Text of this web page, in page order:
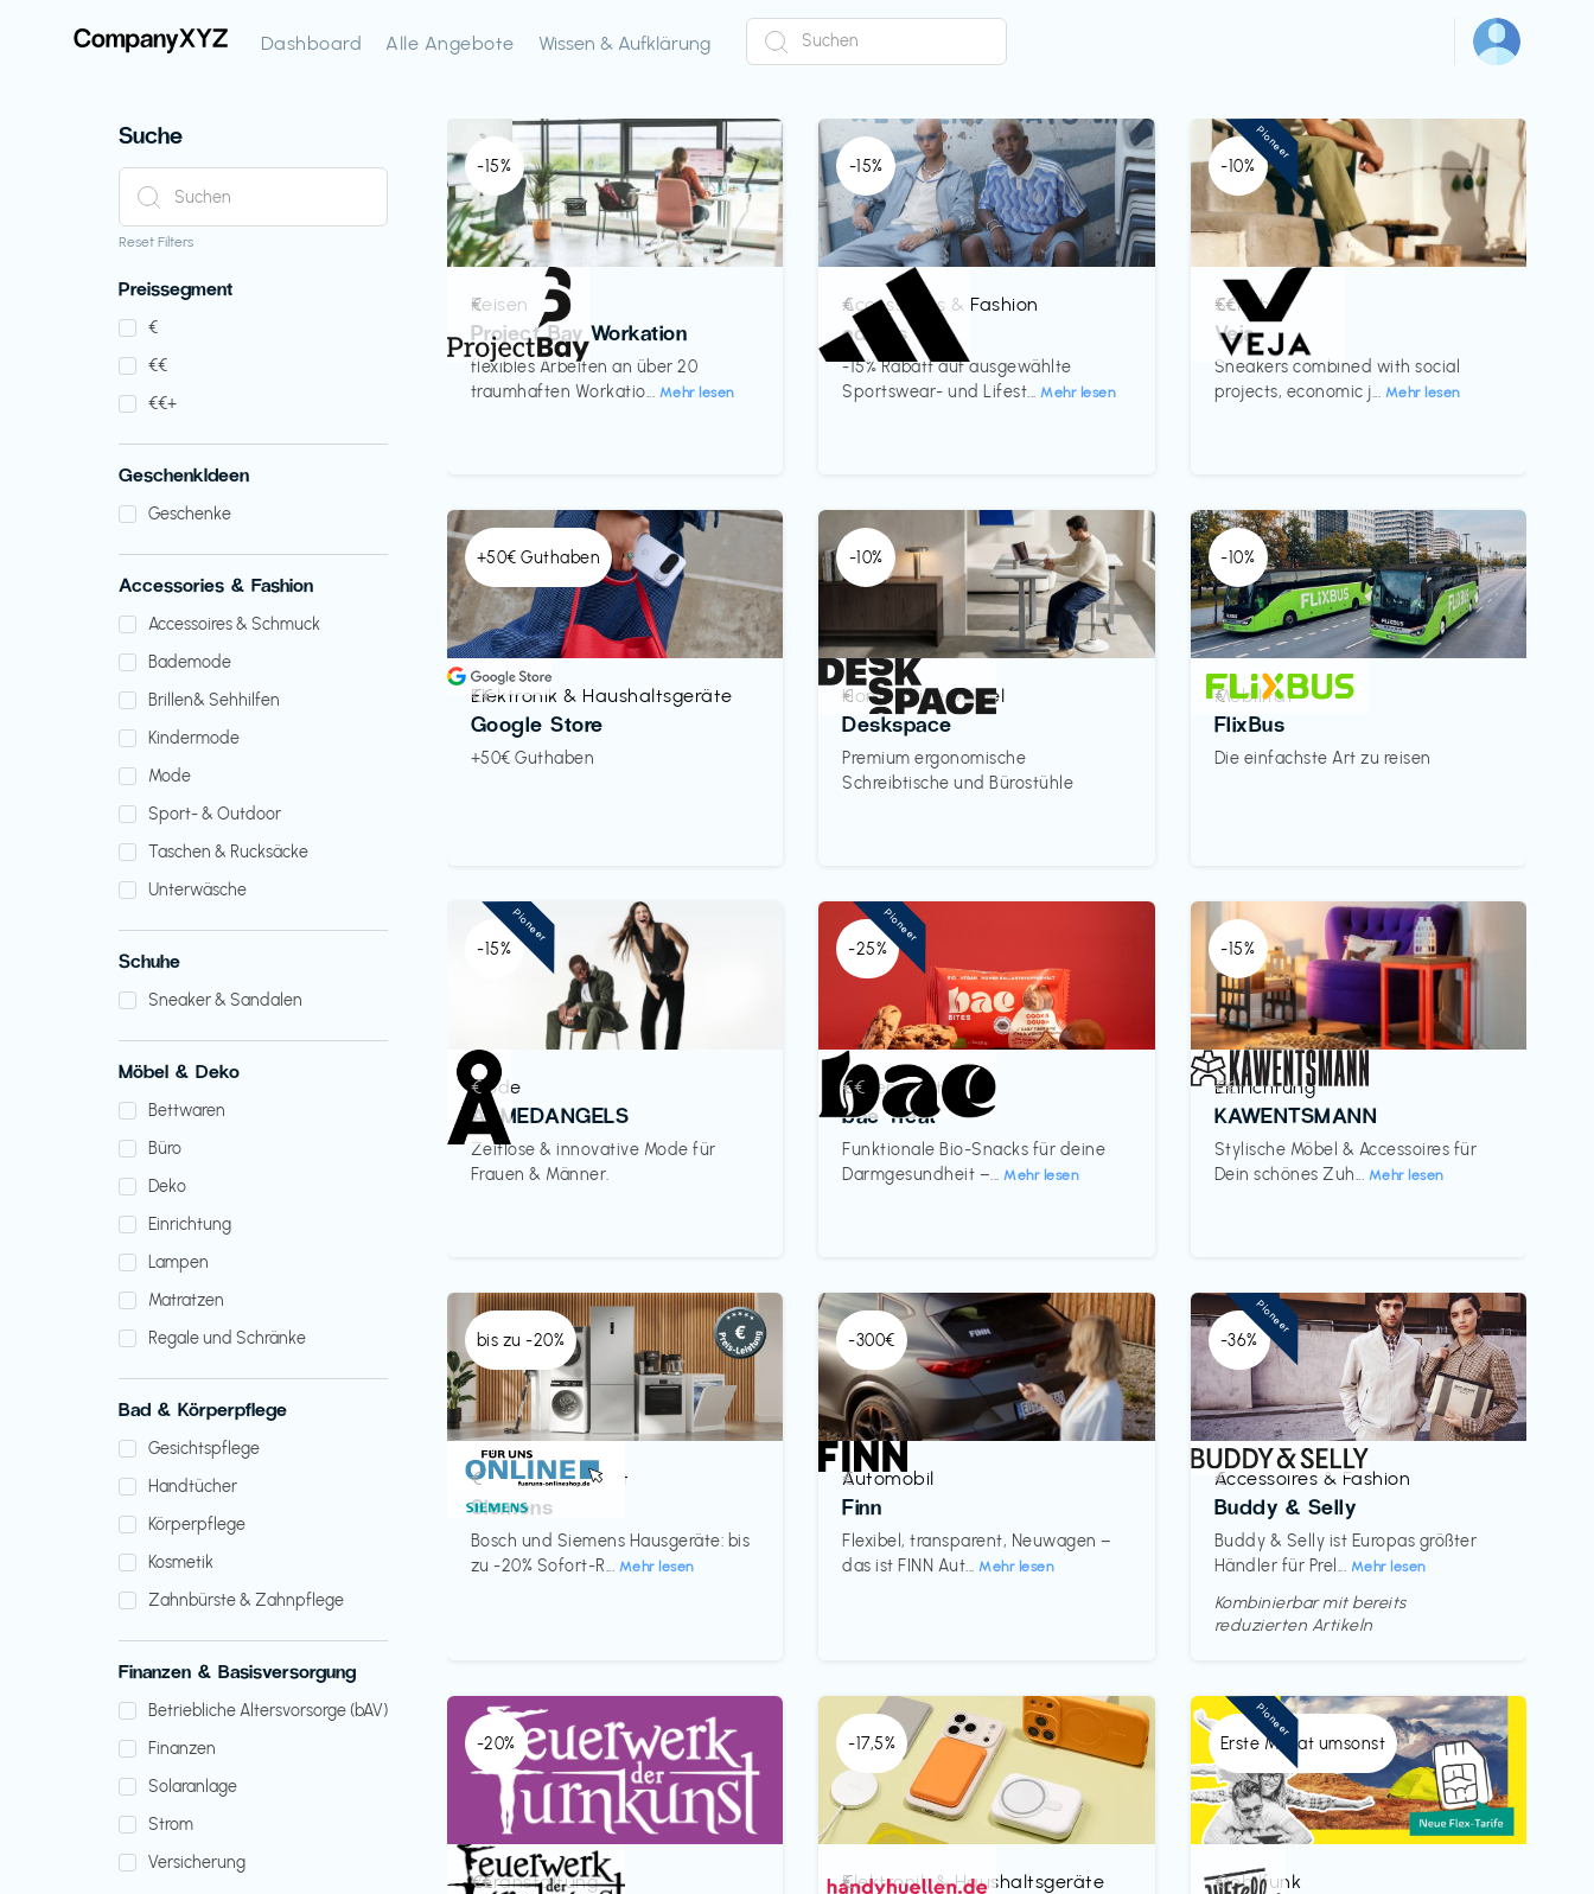
Dashboard Alle Angebote Wissen & Aufklärung
Suche
Reset Filters
Preissegment
€‎
€‎€‎
€‎€‎+
GeschenkIdeen
Geschenke
Accessories & Fashion
Accessoires & Schmuck
Bademode
Brillen& Sehhilfen
Kindermode
Mode
Sport- & Outdoor
Taschen & Rucksäcke
Unterwäsche
Schuhe
Sneaker & Sandalen
Möbel & Deko
Bettwaren
Büro
Deko
Einrichtung
Lampen
Matratzen
Regale und Schränke
Bad & Körperpflege
Gesichtspflege
Handtücher
Körperpflege
Kosmetik
Zahnbürste & Zahnpflege
Finanzen & Basisversorgung
Betriebliche Altersvorsorge (bAV)
Finanzen
Solaranlage
Strom
Versicherung
-15%
Reisen
Project Bay Workation
flexibles Arbeiten an über 20
traumhaften Workatio... Mehr lesen
€‎
-15%
Accessoires & Fashion
adidas
-15% Rabatt auf ausgewählte
Sportswear- und Lifest...Mehr lesen
€‎
-10%
Schuhe
Veja
Sneakers combined with social
projects, economic j... Mehr lesen
€€‎
Pioneer
+50€ Guthaben
Elektronik & Haushaltsgeräte
Google Store
+50€ Guthaben
€€‎
-10%
Homeoffice Möbel
Deskspace
Premium ergonomische
Schreibtische und Bürostühle
€‎
-10%
Mobilität
FlixBus
Die einfachste Art zu reisen
€‎
-15%
Mode
ARMEDANGELS
Zeitlose & innovative Mode für
Frauen & Männer.
€‎
Pioneer
-25%
Lebensmittel
bae Treat
Funktionale Bio-Snacks für deine
Darmgesundheit –...Mehr lesen
€€‎
Pioneer
-15%
Einrichtung
KAWENTSMANN
Stylische Möbel & Accessoires für
Dein schönes Zuh... Mehr lesen
€€‎
bis zu -20%
Küche & Haushalt
Siemens
Bosch und Siemens Hausgeräte: bis
zu -20% Sofort-R... Mehr lesen
€‎
-300€
Automobil
Finn
Flexibel, transparent, Neuwagen –
das ist FINN Aut...Mehr lesen
€‎
-36%
Accessoires & Fashion
Buddy & Selly
Buddy & Selly ist Europas größter
Händler für Prel... Mehr lesen
€‎
Kombinierbar mit bereits
reduzierten Artikeln
Pioneer
-20%
Veranstaltung
€€‎
-17,5%
Elektronik & Haushaltsgeräte
€‎
Erste Monat umsonst
Mobilfunk
€‎
Pioneer